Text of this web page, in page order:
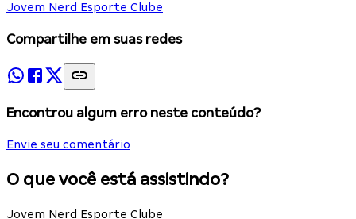
Jovem Nerd Esporte Clube
Compartilhe em suas redes
Encontrou algum erro neste conteúdo?
Envie seu comentário
O que você está assistindo?
Jovem Nerd Esporte Clube